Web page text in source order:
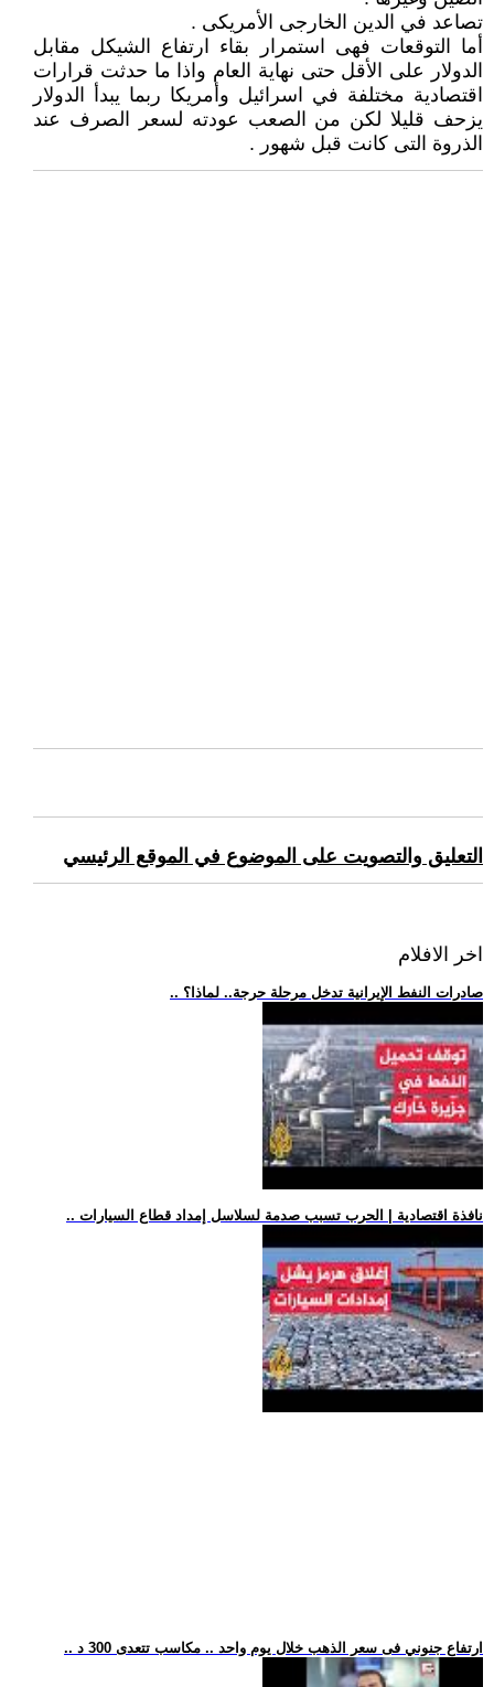
تصاعد في الدين الخارجى الأمريكى .
أما التوقعات فهى استمرار بقاء ارتفاع الشيكل مقابل
الدولار على الأقل حتى نهاية العام واذا ما حدثت قرارات
اقتصادية مختلفة في اسرائيل وأمريكا ربما يبدأ الدولار
يزحف قليلا لكن من الصعب عودته لسعر الصرف عند
الذروة التى كانت قبل شهور .
التعليق والتصويت على الموضوع في الموقع الرئيسي
اخر الافلام
.. صادرات النفط الإيرانية تدخل مرحلة حرجة.. لماذا؟
.. نافذة اقتصادية | الحرب تسبب صدمة لسلاسل إمداد قطاع السيارات
.. ارتفاع جنوني فى سعر الذهب خلال يوم واحد .. مكاسب تتعدى 300 د